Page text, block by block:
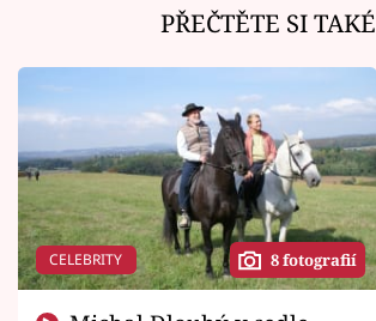
PŘEČTĚTE SI TAKÉ
CELEBRITY 8 fotografií